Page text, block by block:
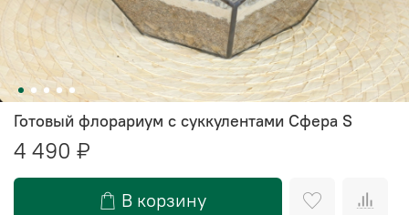
Готовый флорариум с суккулентами Сфера S
4 490 ₽
В корзину